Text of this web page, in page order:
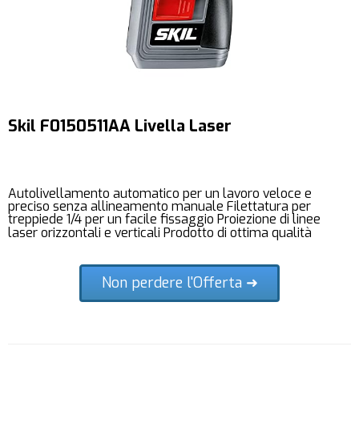
Skil F0150511AA Livella Laser
Autolivellamento automatico per un lavoro veloce e
preciso senza allineamento manuale Filettatura per
treppiede 1/4 per un facile fissaggio Proiezione di linee
laser orizzontali e verticali Prodotto di ottima qualità
Non perdere l'Offerta ➜